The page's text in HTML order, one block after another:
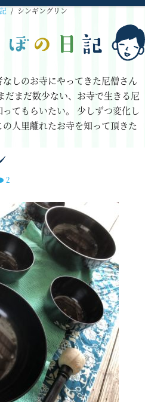
/ シンギングリン
しのお寺にやってきた尼僧さん
だまだ数少ない、お寺で生きる尼
てもらいたい。
少しずつ変化し
人里離れたお寺を知って頂きた
2